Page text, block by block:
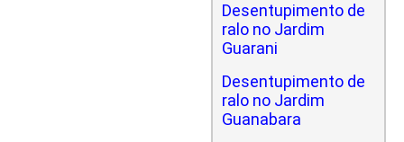
Desentupimento de
ralo no Jardim
Guarani
Desentupimento de
ralo no Jardim
Guanabara